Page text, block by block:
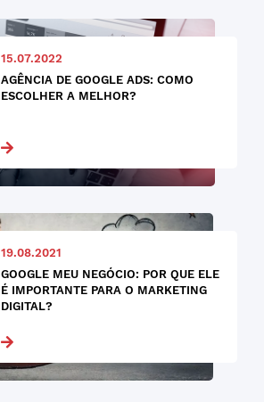
15.07.2022
AGÊNCIA DE GOOGLE ADS: COMO
ESCOLHER A MELHOR?
19.08.2021
GOOGLE MEU NEGÓCIO: POR QUE ELE
É IMPORTANTE PARA O MARKETING
DIGITAL?